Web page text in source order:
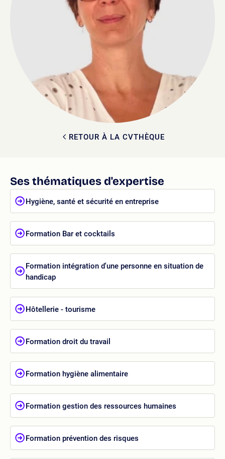
RETOUR À LA CVTHÈQUE
Ses thématiques d'expertise
Hygiène, santé et sécurité en entreprise
Formation Bar et cocktails
Formation intégration d'une personne en situation de
handicap
Hôtellerie - tourisme
Formation droit du travail
Formation hygiène alimentaire
Formation gestion des ressources humaines
Formation prévention des risques